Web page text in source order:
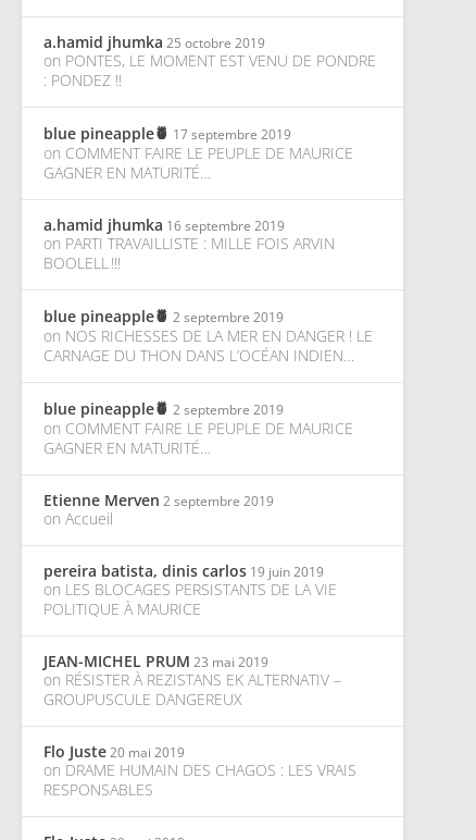
a.hamid jhumka 25 octobre 2019
on PONTES, LE MOMENT EST VENU DE PONDRE
: PONDEZ !!
blue pineapple🍍 17 septembre 2019
on COMMENT FAIRE LE PEUPLE DE MAURICE
GAGNER EN MATURITÉ…
a.hamid jhumka 16 septembre 2019
on PARTI TRAVAILLISTE : MILLE FOIS ARVIN
BOOLELL !!!
blue pineapple🍍 2 septembre 2019
on NOS RICHESSES DE LA MER EN DANGER ! LE
CARNAGE DU THON DANS L’OCÉAN INDIEN…
blue pineapple🍍 2 septembre 2019
on COMMENT FAIRE LE PEUPLE DE MAURICE
GAGNER EN MATURITÉ…
Etienne Merven 2 septembre 2019
on Accueil
pereira batista, dinis carlos 19 juin 2019
on LES BLOCAGES PERSISTANTS DE LA VIE
POLITIQUE À MAURICE
JEAN-MICHEL PRUM 23 mai 2019
on RÉSISTER À REZISTANS EK ALTERNATIV –
GROUPUSCULE DANGEREUX
Flo Juste20 mai 2019
on DRAME HUMAIN DES CHAGOS : LES VRAIS
RESPONSABLES